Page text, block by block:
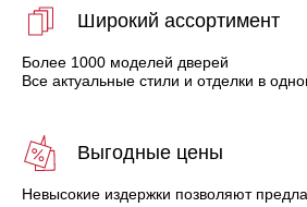
Широкий ассортимент
Более 1000 моделей дверей
Все актуальные стили и отделки в
Выгодные цены
Невысокие издержки позволяют